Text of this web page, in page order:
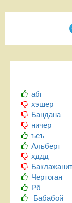
абг
хэшер
Бандана
ничер
ъеъ
Альберт
хддд
Чертоган
Рб
Бабабой